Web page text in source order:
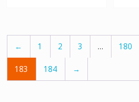
← 1 2 3 … 180
183 184 →